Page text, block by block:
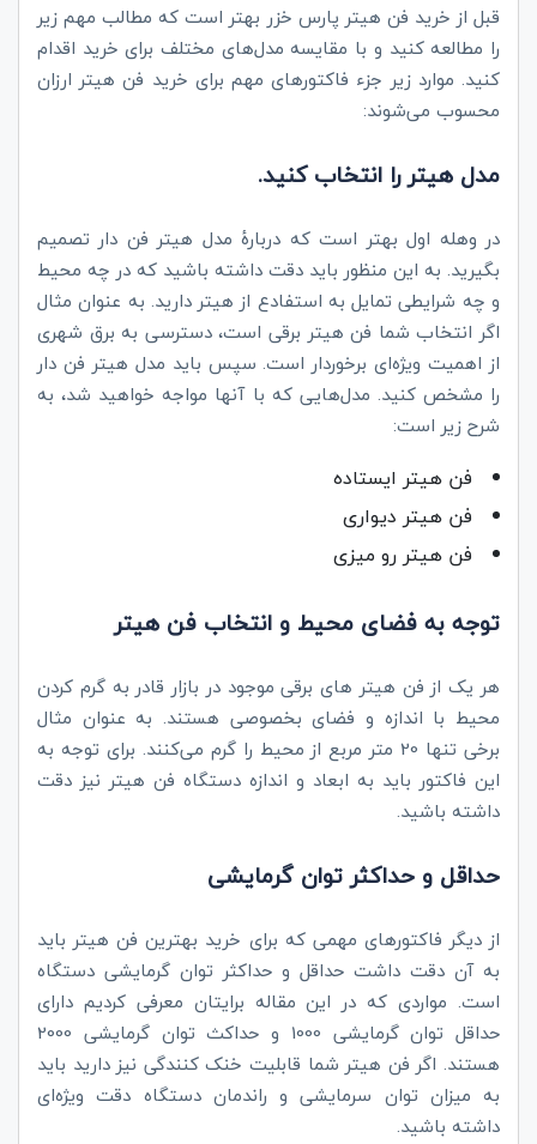
قبل از خرید فن هیتر پارس خزر بهتر است که مطالب مهم زیر
را مطالعه کنید و با مقایسه مدل‌های مختلف برای خرید اقدام
کنید. موارد زیر جزء فاکتورهای مهم برای خرید فن هیتر ارزان
محسوب می‌شوند:
مدل هیتر را انتخاب کنید.
در وهله اول بهتر است که دربارۀ مدل هیتر فن دار تصمیم
بگیرید. به این منظور باید دقت داشته باشید که در چه محیط
و چه شرایطی تمایل به استفادع از هیتر دارید. به عنوان مثال
اگر انتخاب شما فن هیتر برقی است، دسترسی به برق شهری
از اهمیت ویژه‌ای برخوردار است. سپس باید مدل هیتر فن دار
را مشخص کنید. مدل‌هایی که با آنها مواجه خواهید شد، به
شرح زیر است:
فن هیتر ایستاده
فن هیتر دیواری
فن هیتر رو میزی
توجه به فضای محیط و انتخاب فن هیتر
هر یک از فن هیتر های برقی موجود در بازار قادر به گرم کردن
محیط با اندازه و فضای بخصوصی هستند. به عنوان مثال
برخی تنها 20 متر مربع از محیط را گرم می‌کنند. برای توجه به
این فاکتور باید به ابعاد و اندازه دستگاه فن هیتر نیز دقت
داشته باشید.
حداقل و حداکثر توان گرمایشی
از دیگر فاکتورهای مهمی که برای خرید بهترین فن هیتر باید
به آن دقت داشت حداقل و حداکثر توان گرمایشی دستگاه
است. مواردی که در این مقاله برایتان معرفی کردیم دارای
حداقل توان گرمایشی 1000 و حداکث توان گرمایشی 2000
هستند. اگر فن هیتر شما قابلیت خنک کنندگی نیز دارید باید
به میزان توان سرمایشی و راندمان دستگاه دقت ویژه‌ای
داشته باشید.